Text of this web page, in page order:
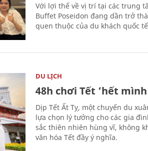
Với lợi thế về vị trí tại các trung
Buffet Poseidon đang dần trở
quen thuộc của du khách quốc
DU LỊCH
48h chơi Tết ‘hết
Dịp Tết Ất Tỵ, một chuyến du
lựa chọn lý tưởng cho các gia
sắc thiên nhiên hùng vĩ, không
văn hóa Tết đầy ý nghĩa.